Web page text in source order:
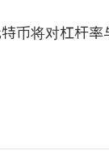
币将对杠杆